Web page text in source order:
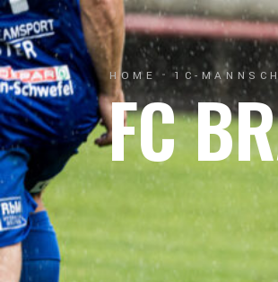
Junkerau
HOME 1C-
FC